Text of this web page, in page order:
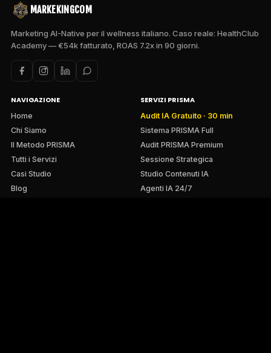
MARKEKINGCOM
Marketing AI-Native per il wellness italiano. Caso reale: HealthClub
Academy — €54k fatturato, ROAS 7.2x in 90 giorni.
NAVIGAZIONE
Home
Chi Siamo
Il Metodo PRISMA
Tutti i Servizi
Casi Studio
Blog
SERVIZI PRISMA
Audit IA Gratuito · 30 min
Sistema PRISMA Full
Audit PRISMA Premium
Sessione Strategica
Studio Contenuti IA
Agenti IA 24/7